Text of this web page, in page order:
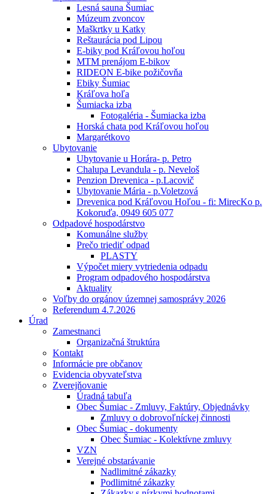
Lesná sauna Šumiac
Múzeum zvoncov
Maškrtky u Katky
Reštaurácia pod Lipou
E-biky pod Kráľovou hoľou
MTM prenájom E-bikov
RIDEON E-bike požičovňa
Ebiky Šumiac
Kráľova hoľa
Šumiacka izba
Fotogaléria - Šumiacka izba
Horská chata pod Kráľovou hoľou
Margarétkovo
Ubytovanie
Ubytovanie u Horára- p. Petro
Chalupa Levandula - p. Neveloš
Penzion Drevenica - p.Lacovič
Ubytovanie Mária - p.Voletzová
Drevenica pod Kráľovou Hoľou - fi: MirecKo p.
Kokoruďa, 0949 605 077
Odpadové hospodárstvo
Komunálne služby
Prečo triediť odpad
PLASTY
Výpočet miery vytriedenia odpadu
Program odpadového hospodárstva
Aktuality
Voľby do orgánov územnej samosprávy 2026
Referendum 4.7.2026
Úrad
Zamestnanci
Organizačná štruktúra
Kontakt
Informácie pre občanov
Evidencia obyvateľstva
Zverejňovanie
Úradná tabuľa
Obec Šumiac - Zmluvy, Faktúry, Objednávky
Zmluvy o dobrovoľníckej činnosti
Obec Šumiac - dokumenty
Obec Šumiac - Kolektívne zmluvy
VZN
Verejné obstarávanie
Nadlimitné zákazky
Podlimitné zákazky